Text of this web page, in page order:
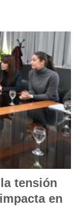
tensión
en